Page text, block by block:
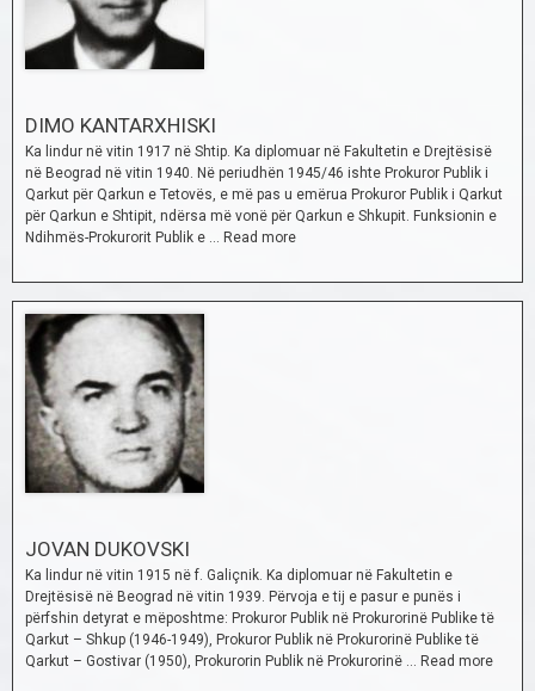
DIMO KANTARXHISKI
Ka lindur në vitin 1917 në Shtip. Ka diplomuar në Fakultetin e Drejtësisë
në Beograd në vitin 1940. Në periudhën 1945/46 ishte Prokuror Publik i
Qarkut për Qarkun e Tetovës, e më pas u emërua Prokuror Publik i Qarkut
për Qarkun e Shtipit, ndërsa më vonë për Qarkun e Shkupit. Funksionin e
Ndihmës-Prokurorit Publik e … Read more
JOVAN DUKOVSKI
Ka lindur në vitin 1915 në f. Galiçnik. Ka diplomuar në Fakultetin e
Drejtësisë në Beograd në vitin 1939. Përvoja e tij e pasur e punës i
përfshin detyrat e mëposhtme: Prokuror Publik në Prokurorinë Publike të
Qarkut – Shkup (1946-1949), Prokuror Publik në Prokurorinë Publike të
Qarkut – Gostivar (1950), Prokurorin Publik në Prokurorinë … Read more